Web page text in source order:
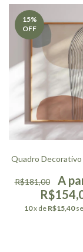
15%
OFF
Quadro
R$181,00
10x de R$15,40